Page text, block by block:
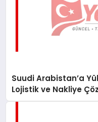
Suudi Arabistan’a
Lojistik ve Nakliye